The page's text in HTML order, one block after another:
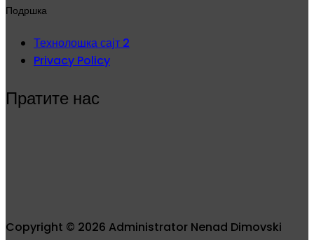
Подршка
Технолошка сајт 2
Privacy Policy
Пратите нас
Copyright © 2026 Administrator Nenad Dimovski